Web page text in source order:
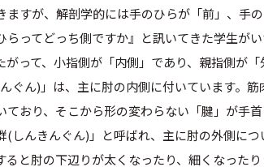
すが、解剖学的には手のひらが「前」、手
ってどっち側ですか』と訊いてきた学生が
って、小指側が「内側」であり、親指側が
ぐん)」は、主に肘の内側に付いています。
おり、そこから形の変わらない「腱」が手
しんきんぐん)」と呼ばれ、主に肘の外側に
ると肘の下辺りが太くなったり、細くなった